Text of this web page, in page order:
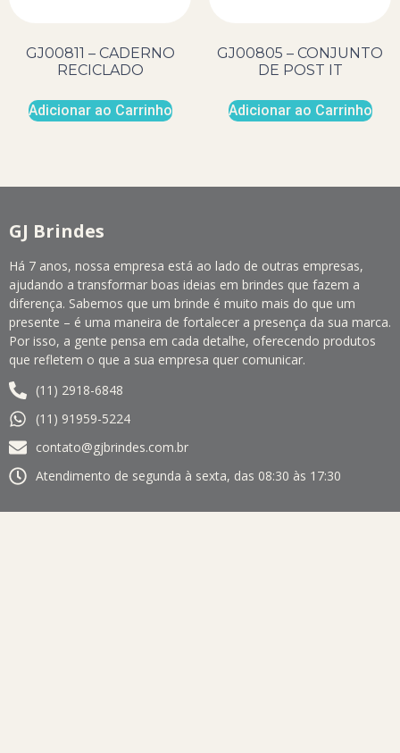
GJ00811 – CADERNO
RECICLADO
Adicionar ao Carrinho
GJ00805 – CONJUNTO
DE POST IT
Adicionar ao Carrinho
GJ Brindes
Há 7 anos, nossa empresa está ao lado de outras empresas,
ajudando a transformar boas ideias em brindes que fazem a
diferença. Sabemos que um brinde é muito mais do que um
presente – é uma maneira de fortalecer a presença da sua marca.
Por isso, a gente pensa em cada detalhe, oferecendo produtos
que refletem o que a sua empresa quer comunicar.
(11) 2918-6848
(11) 91959-5224
contato@gjbrindes.com.br
Atendimento de segunda à sexta, das 08:30 às 17:30